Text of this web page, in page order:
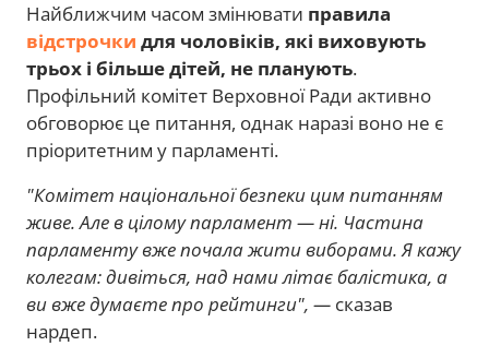
Найближчим часом змінювати правила
відстрочки для чоловіків, які виховують
трьох і більше дітей, не планують.
Профільний комітет Верховної Ради активно
обговорює це питання, однак наразі воно не є
пріоритетним у парламенті.
"Комітет національної безпеки цим питанням
живе. Але в цілому парламент — ні. Частина
парламенту вже почала жити виборами. Я кажу
колегам: дивіться, над нами літає балістика, а
ви вже думаєте про рейтинги", — сказав
нардеп.